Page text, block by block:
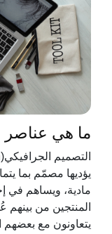
ما هي عناصر
يؤديها مصمّم بما
مادية، ويساهم في
المنتجين من
يتعاونون مع